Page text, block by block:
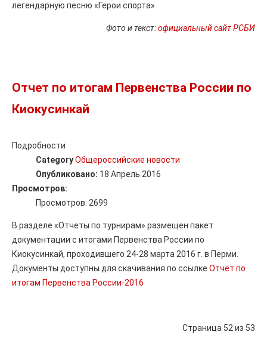
легендарную песню «Герои спорта».
Фото и текст:официальный сайт РСБИ
Отчет по итогам Первенства России по
Киокусинкай
Подробности
CategoryОбщероссийские новости
Опубликовано: 18 Апрель 2016
Просмотров:
Просмотров: 2699
В разделе «Отчеты по турнирам» размещен пакет
документации с итогами Первенства России по
Киокусинкай, проходившего 24-28 марта 2016 г. в Перми.
Документы доступны для скачивания по ссылке Отчет по
итогам Первенства России-2016
Страница 52 из 53